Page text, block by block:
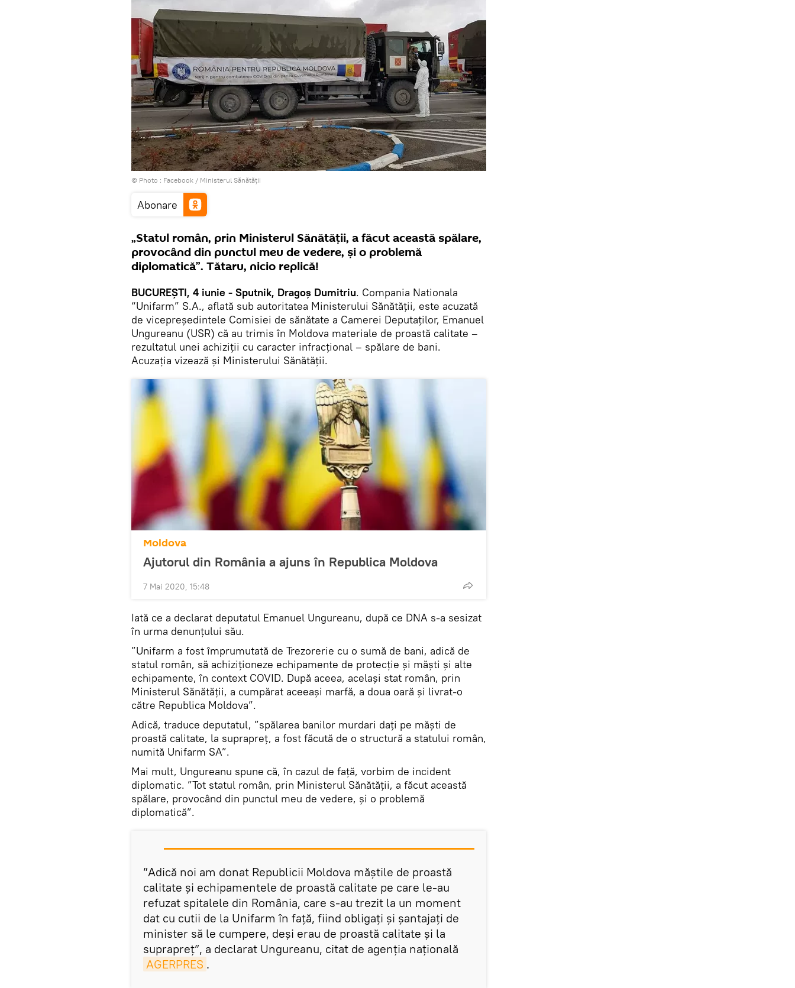
© Photo : Facebook / Ministerul Sănătății
Abonare
„Statul român, prin Ministerul Sănătăţii, a făcut această spălare,
provocând din punctul meu de vedere, şi o problemă
diplomatică”. Tătaru, nicio replică!
BUCUREȘTI, 4 iunie - Sputnik, Dragoș Dumitriu. Compania Nationala
“Unifarm” S.A., aflată sub autoritatea Ministerului Sănătății, este acuzată
de vicepreşedintele Comisiei de sănătate a Camerei Deputaţilor, Emanuel
Ungureanu (USR) că au trimis în Moldova materiale de proastă calitate –
rezultatul unei achiziții cu caracter infracțional – spălare de bani.
Acuzația vizează și Ministerului Sănătății.
Moldova
Ajutorul din România a ajuns în Republica Moldova
7 Mai 2020, 15:48
Iată ce a declarat deputatul Emanuel Ungureanu, după ce DNA s-a sesizat
în urma denunțului său.
”Unifarm a fost împrumutată de Trezorerie cu o sumă de bani, adică de
statul român, să achiziţioneze echipamente de protecţie şi măşti şi alte
echipamente, în context COVID. După aceea, acelaşi stat român, prin
Ministerul Sănătăţii, a cumpărat aceeaşi marfă, a doua oară şi livrat-o
către Republica Moldova”.
Adică, traduce deputatul, ”spălarea banilor murdari daţi pe măşti de
proastă calitate, la suprapreţ, a fost făcută de o structură a statului român,
numită Unifarm SA”.
Mai mult, Ungureanu spune că, în cazul de față, vorbim de incident
diplomatic. ”Tot statul român, prin Ministerul Sănătăţii, a făcut această
spălare, provocând din punctul meu de vedere, şi o problemă
diplomatică”.
”Adică noi am donat Republicii Moldova măştile de proastă
calitate şi echipamentele de proastă calitate pe care le-au
refuzat spitalele din România, care s-au trezit la un moment
dat cu cutii de la Unifarm în faţă, fiind obligaţi şi şantajaţi de
minister să le cumpere, deşi erau de proastă calitate şi la
suprapreţ”, a declarat Ungureanu, citat de agenția națională
AGERPRES .